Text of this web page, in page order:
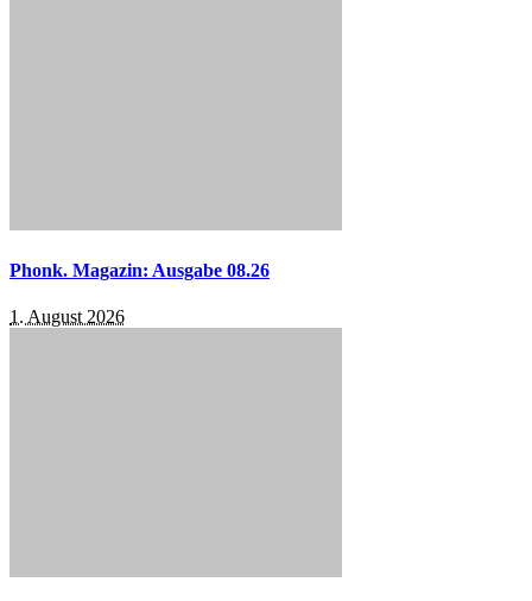
Phonk. Magazin: Ausgabe 08.26
1. August 2026